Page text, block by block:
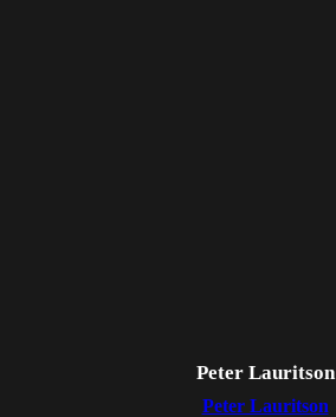
Peter Lauritson
Peter Lauritson